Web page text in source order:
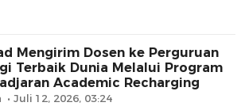
Mengirim Dosen ke Perguruan
Terbaik Dunia Melalui Program
Academic Recharging
Juli 12, 2026, 03:24